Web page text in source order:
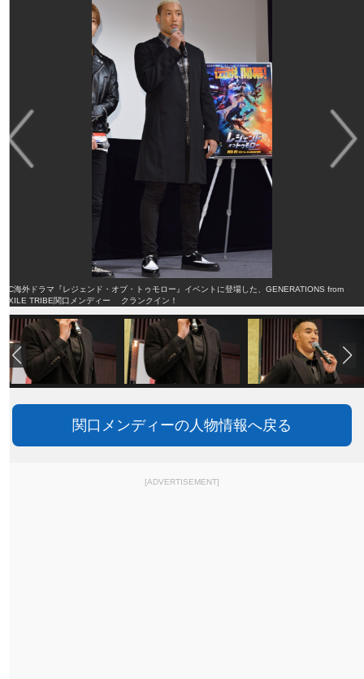
DC海外ドラマ『レジェンド・オブ・トゥモロー』イベントに登場した、GENERATIONS from
EXILE TRIBE関口メンディー クランクイン！
関口メンディーの人物情報へ戻る
[ADVERTISEMENT]